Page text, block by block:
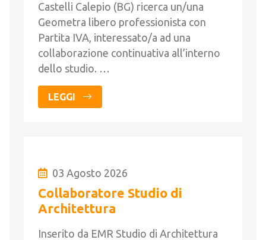
Castelli Calepio (BG) ricerca un/una
Geometra libero professionista con
Partita IVA, interessato/a ad una
collaborazione continuativa all’interno
dello studio. …
LEGGI
03 Agosto 2026
Collaboratore Studio di
Architettura
Inserito da EMR Studio di Architettura